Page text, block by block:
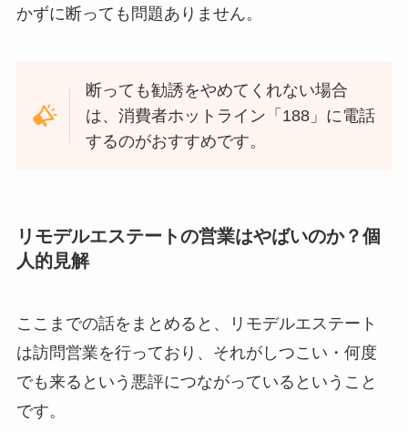
かずに断っても問題ありません。
断っても勧誘をやめてくれない場合
は、消費者ホットライン「188」に電話
するのがおすすめです。
リモデルエステートの営業はやばいのか？個
人的見解
ここまでの話をまとめると、リモデルエステート
は訪問営業を行っており、それがしつこい・何度
でも来るという悪評につながっているということ
です。